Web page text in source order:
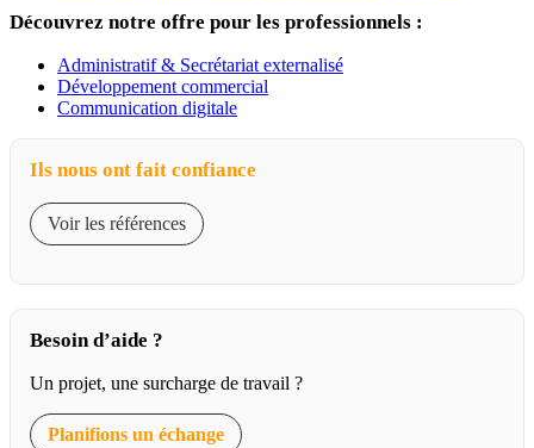
Découvrez notre offre pour les professionnels :
Administratif & Secrétariat externalisé
Développement commercial
Communication digitale
Ils nous ont fait confiance
Voir les références
Besoin d’aide ?
Un projet, une surcharge de travail ?
Planifions un échange